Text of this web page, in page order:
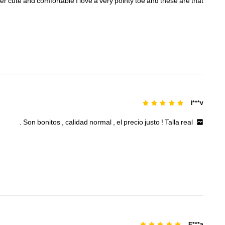
l***v
Son bonitos calidad normal el precio justo ! Talla real